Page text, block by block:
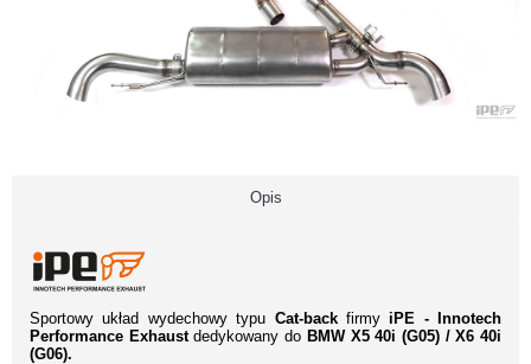
Opis
Sportowy układ wydechowy typu Cat-backfirmy iPE - Innotech
Performance Exhaustdedykowany do BMW X5 40i (G05) / X6 40i
(G06).